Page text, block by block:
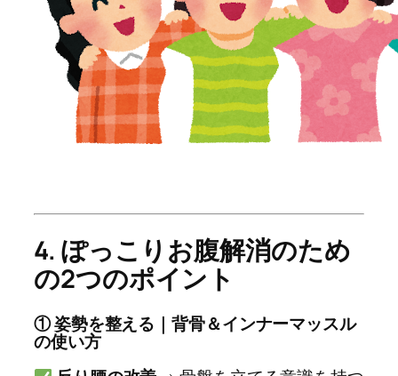
4. ぽっこりお腹解消のため
の2つのポイント
① 姿勢を整える｜背骨＆インナーマッスル
の使い方